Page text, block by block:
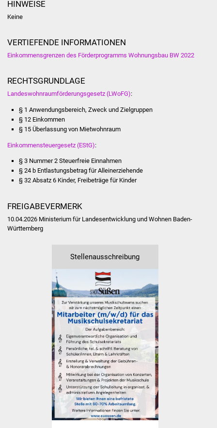
Stadtfest
Stadtarchiv
Bürgerhaus
Vereine und Parteien
Selbsteintrag Vereine
Beirat Süßener Vereine
Sportanlagen
Tourismus
Erlebnisregion
Schwäbischer Albtrauf
Route der
Industriekultur
HINWEISE
Keine
VERTIEFENDE INFORMATIONEN
Einkommensgrenzen des Förderprogramms Wohnungsbau BW 2022
RECHTSGRUNDLAGE
Landeswohnraumförderungsgesetz (LWoFG):
§ 1 Anwendungsbereich, Zweck und Zielgruppen
§ 12 Einkommen
§ 15 Überlassung von Mietwohnraum
Einkommensteuergesetz (EStG):
§ 3 Nummer 2 Steuerfreie Einnahmen
§ 24 b Entlastungsbetrag für Alleinerziehende
§ 32 Absatz 6 Kinder, Freibeträge für Kinder
FREIGABEVERMERK
10.04.2026 Ministerium für Landesentwicklung und Wohnen Baden-
Württemberg
Stellenausschreibung